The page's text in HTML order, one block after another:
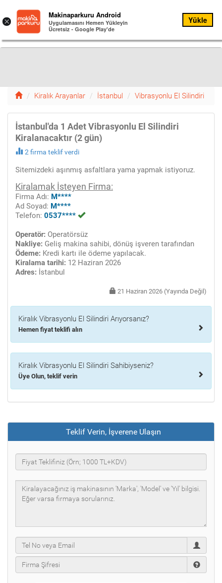
Menu
Kiralık Arayanlar İstanbul Vibrasyonlu El Silindiri
İstanbul'da 1 Adet Vibrasyonlu El Silindiri
Kiralanacaktır (2 gün)
2 firma teklif verdi
Sitemizdeki aşınmış asfaltlara yama yapmak istiyoruz.
Kiralamak İsteyen Firma:
Firma Adı: M****
Ad Soyad: M****
Telefon: 0537****
Operatör: Operatörsüz
Nakliye: Geliş makina sahibi, dönüş işveren tarafından
Ödeme: Kredi kartı ile ödeme yapılacak.
Kiralama tarihi: 12 Haziran 2026
Adres: İstanbul
21 Haziran 2026 (Yayında Değil)
Kiralık Vibrasyonlu El Silindiri Arıyorsanız?
Hemen fiyat teklifi alın
Kiralık Vibrasyonlu El Silindiri Sahibiyseniz?
Üye Olun, teklif verin
Teklif Verin, İşverene Ulaşın
×
Makinaparkuru Android
Uygulamasını Hemen Yükleyin
Ücretsiz - Google Play'de
Yükle